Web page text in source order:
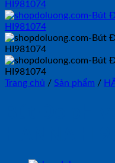
Trang chủ / Sản phẩm /